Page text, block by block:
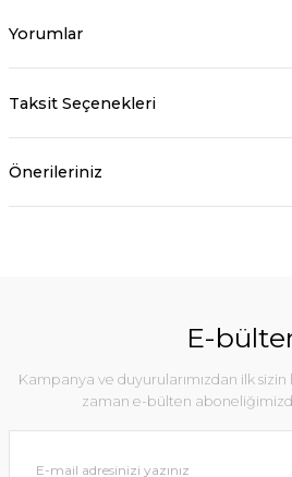
Yorumlar
Taksit Seçenekleri
Önerileriniz
E-
Kampanya ve duyurularımızdan ilk
zaman e-bülten